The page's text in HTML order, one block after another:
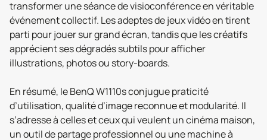
transformer une séance de visioconférence en véritable
événement collectif. Les adeptes de jeux vidéo en tirent
parti pour jouer sur grand écran, tandis que les créatifs
apprécient ses dégradés subtils pour afficher
illustrations, photos ou story-boards.
En résumé, le BenQ W1110s conjugue praticité
d’utilisation, qualité d’image reconnue et modularité. Il
s’adresse à celles et ceux qui veulent un cinéma maison,
un outil de partage professionnel ou une machine à